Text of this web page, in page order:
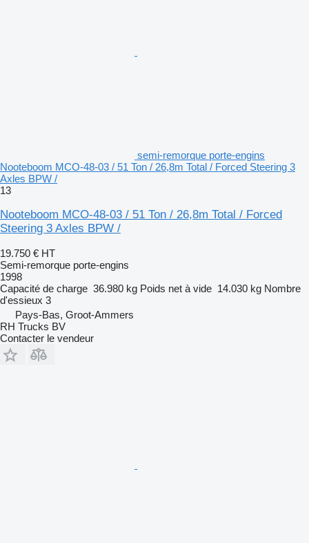
semi-remorque porte-engins
Nooteboom MCO-48-03 / 51 Ton / 26,8m Total / Forced Steering 3
Axles BPW /
13
Nooteboom MCO-48-03 / 51 Ton / 26,8m Total / Forced
Steering 3 Axles BPW /
19.750 € HT
Semi-remorque porte-engins
1998
Capacité de charge 36.980 kg Poids net à vide 14.030 kg Nombre
d'essieux 3
Pays-Bas, Groot-Ammers
RH Trucks BV
Contacter le vendeur